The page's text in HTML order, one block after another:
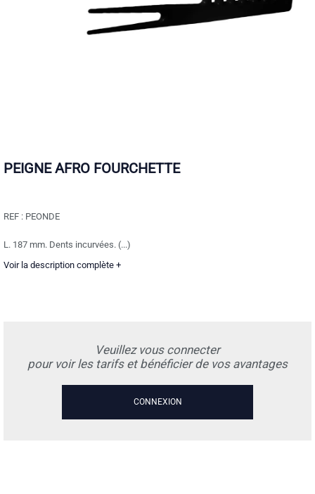
PEIGNE AFRO FOURCHETTE
REF : PEONDE
L. 187 mm. Dents incurvées. (...)
Voir la description complète +
Veuillez vous connecter
pour voir les tarifs et bénéficier de vos avantages
CONNEXION